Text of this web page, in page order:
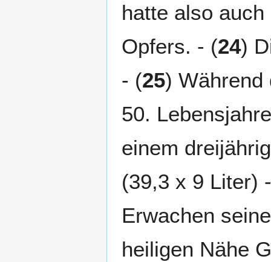
hatte also
Opfers. - (24)
- (25) Während
50.
einem
(39,3 x 9 Liter)
Erwachen
heiligen Nähe